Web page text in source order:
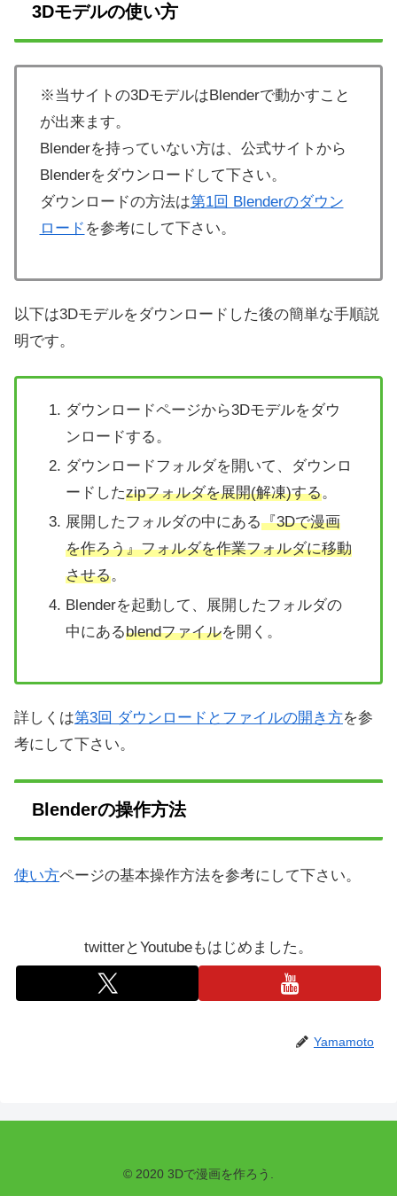
3Dモデルの使い方
※当サイトの3DモデルはBlenderで動かすこと
が出来ます。
Blenderを持っていない方は、公式サイトから
Blenderをダウンロードして下さい。
ダウンロードの方法は第1回 Blenderのダウン
ロード を参考にして下さい。
以下は3Dモデルをダウンロードした後の簡単な手順説
明です。
ダウンロードページから3Dモデルをダウ
ンロードする。
ダウンロードフォルダを開いて、ダウンロ
ードしたzipフォルダを展開(解凍)する。
展開したフォルダの中にある『3Dで漫画
を作ろう』フォルダを作業フォルダに移動
させる。
Blenderを起動して、展開したフォルダの
中にあるblendファイルを開く。
詳しくは第3回 ダウンロードとファイルの開き方を参
考にして下さい。
Blenderの操作方法
使い方ページの基本操作方法を参考にして下さい。
twitterとYoutubeもはじめました。
Yamamoto
© 2020 3Dで漫画を作ろう.